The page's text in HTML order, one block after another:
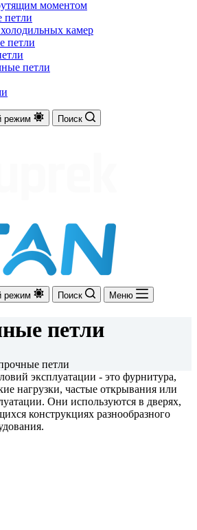
моментом
петли
камер
петли
петли
режим Поиск
режим Поиск Меню
петли
петли
эксплуатации - это фурнитура,
нагрузки, частые открывания или
Они используются в дверях,
конструкциях разнообразного